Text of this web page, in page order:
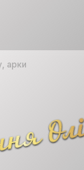
арки